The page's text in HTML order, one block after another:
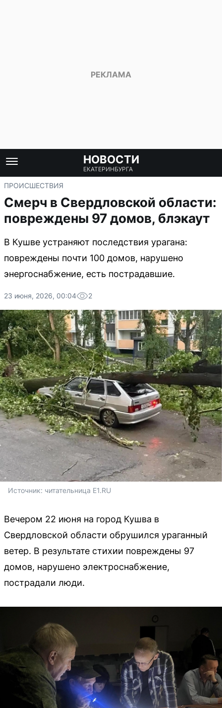
НОВОСТИ
ЕКАТЕРИНБУРГА
ПРОИСШЕСТВИЯ
Смерч в Свердловской области:
повреждены 97 домов, блэкаут
В Кушве устраняют последствия урагана:
повреждены почти 100 домов, нарушено
энергоснабжение, есть пострадавшие.
23 июня, 2026, 00:04 2
Источник: читательница E1.RU
Вечером 22 июня на город Кушва в
Свердловской области обрушился ураганный
ветер. В результате стихии повреждены 97
домов, нарушено электроснабжение,
пострадали люди.